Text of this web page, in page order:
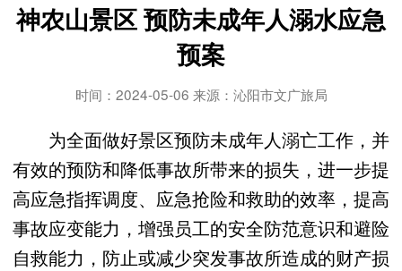
​神农山景区 预防未成年人溺水应急
预案
时间：2024-05-06 来源：沁阳市文广旅局
为全面做好景区预防未成年人溺亡工作，并
有效的预防和降低事故所带来的损失，进一步提
高应急指挥调度、应急抢险和救助的效率，提高
事故应变能力，增强员工的安全防范意识和避险
自救能力，防止或减少突发事故所造成的财产损